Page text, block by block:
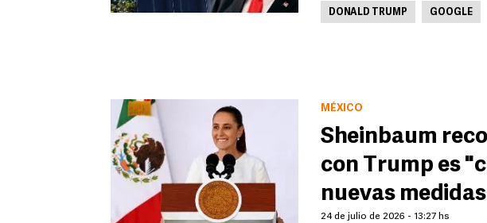
DONALD TRUMP GOOGLE
MÉXICO
Sheinbaum
con Trump es
nuevas
24 de julio de 2026 - 13:27 hs